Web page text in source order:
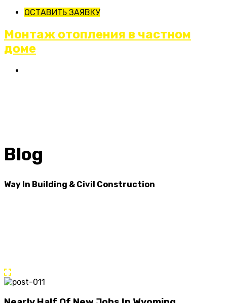
ОСТАВИТЬ ЗАЯВКУ
Монтаж отопления в частном
доме
Blog
Way In Building & Civil Construction